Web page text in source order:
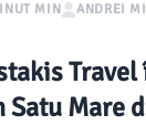
MIN ANDREI
Travel
Satu Mare